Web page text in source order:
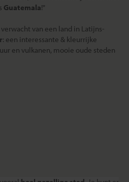
Guatemala!"
van een land in Latijns-
: een interessante & kleurrijke
en vulkanen, mooie oude steden